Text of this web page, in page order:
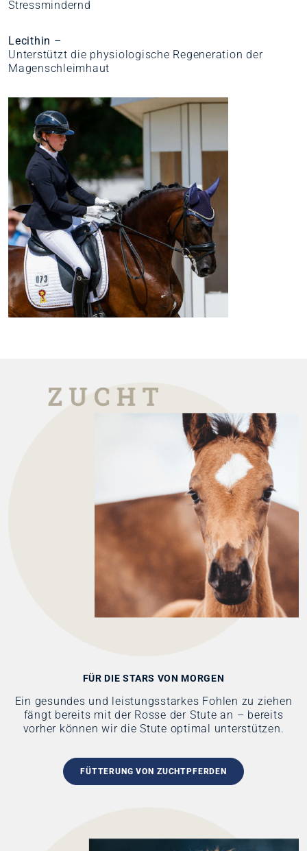
Stressmindernd
Lecithin –
Unterstützt die physiologische Regeneration der
Magenschleimhaut
FÜR DIE STARS VONMORGEN
Ein gesundes und leistungsstarkes Fohlen zu ziehen
fängt bereits mit der Rosse der Stute an – bereits
vorher können wir die Stute optimal unterstützen.
FÜTTERUNG VON ZUCHTPFERDEN